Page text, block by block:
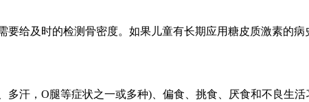
给及时的检测骨密度。如果儿童有长期应用糖皮质激素的
汗，O腿等症状之一或多种)、偏食、挑食、厌食和不良生